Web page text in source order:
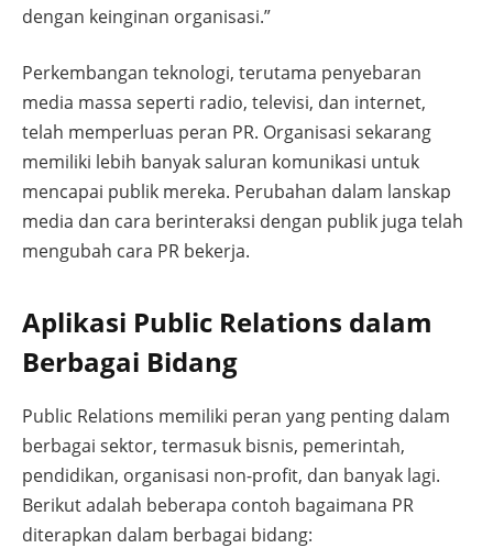
dengan keinginan organisasi.”
Perkembangan teknologi, terutama penyebaran
media massa seperti radio, televisi, dan internet,
telah memperluas peran PR. Organisasi sekarang
memiliki lebih banyak saluran komunikasi untuk
mencapai publik mereka. Perubahan dalam lanskap
media dan cara berinteraksi dengan publik juga telah
mengubah cara PR bekerja.
Aplikasi Public Relations dalam
Berbagai Bidang
Public Relations memiliki peran yang penting dalam
berbagai sektor, termasuk bisnis, pemerintah,
pendidikan, organisasi non-profit, dan banyak lagi.
Berikut adalah beberapa contoh bagaimana PR
diterapkan dalam berbagai bidang: